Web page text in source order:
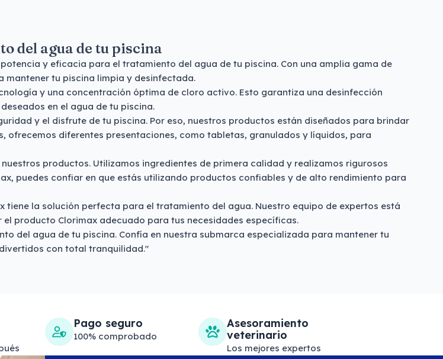
del agua de tu piscina
y eficacia para el tratamiento del agua de tu piscina. Con una amplia gama de
tu piscina limpia y desinfectada.
y una concentración óptima de cloro activo. Esto garantiza una desinfección
en el agua de tu piscina.
y el disfrute de tu piscina. Por eso, nuestros productos están diseñados para brindar
diferentes presentaciones, como tabletas, granulados y líquidos, para
productos. Utilizamos ingredientes de primera calidad y realizamos rigurosos
puedes confiar en que estás utilizando productos confiables y de alto rendimiento para
tiene la solución perfecta para el tratamiento del agua. Nuestro equipo de expertos está
producto Clorimax adecuado para tus necesidades específicas.
del agua de tu piscina. Confía en nuestra submarca especializada para mantener tu
con total tranquilidad."
Pago seguro
100% comprobado
Asesoramiento
veterinario
Los mejores expertos